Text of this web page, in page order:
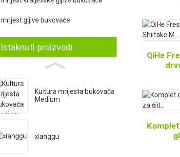
mrijest gljive bukovače
Istaknuti proizvodi
Kultura mrijesta bukovača
Medium
xianggu
QiHe